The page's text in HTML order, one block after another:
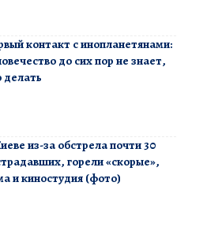
контакт с инопланетянами:
до сих пор не знает,
делать
из-за обстрела почти 30
горели «скорые»,
и киностудия (фото)